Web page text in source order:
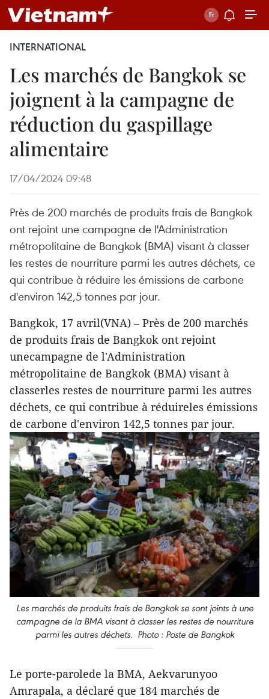
INTERNATIONAL
Les marchés de Bangkok se
joignent à la campagne de
réduction du gaspillage
alimentaire
17/04/2024 09:48
Près de 200 marchés de produits frais de Bangkok
ont rejoint une campagne de l'Administration
métropolitaine de Bangkok (BMA) visant à classer
les restes de nourriture parmi les autres déchets, ce
qui contribue à réduire les émissions de carbone
d'environ 142,5 tonnes par jour.
Bangkok, 17 avril(VNA) – Près de 200 marchés
de produits frais de Bangkok ont rejoint
unecampagne de l'Administration
métropolitaine de Bangkok (BMA) visant à
classerles restes de nourriture parmi les autres
déchets, ce qui contribue à réduireles émissions
de carbone d'environ 142,5 tonnes par jour.
Les marchés de produits frais de Bangkok se sont joints à une
campagne de la BMA visant à classer les restes de nourriture
parmi les autres déchets. Photo : Poste de Bangkok
Le porte-parolede la BMA, Aekvarunyoo
Amrapala, a déclaré que 184 marchés de